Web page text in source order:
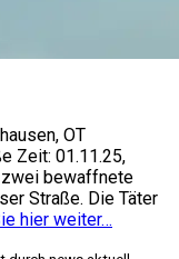
OT
Zeit: 01.11.25,
zwei bewaffnete
Straße. Die Täter
hier weiter…